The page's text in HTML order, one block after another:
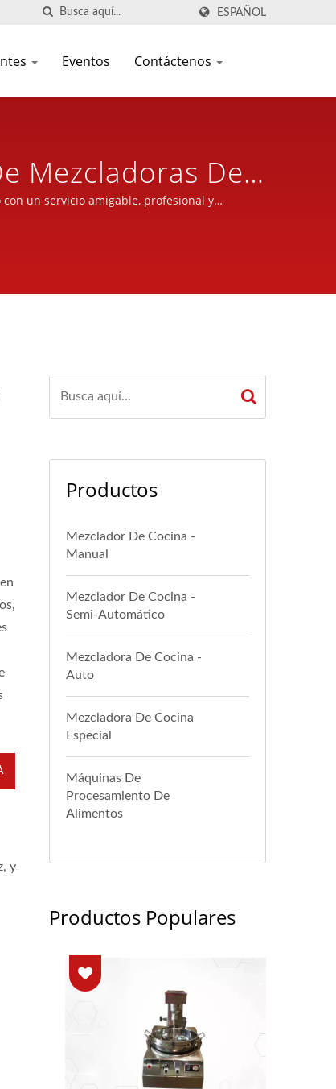
ESPAÑOL
Eventos Contáctenos
Mezcladoras De
Con Sede En
un servicio amigable, profesional y
y
Productos
Mezclador De Cocina -
Manual
Mezclador De Cocina -
Semi-Automático
Mezcladora De Cocina -
Auto
Mezcladora De Cocina
Especial
Máquinas De
Procesamiento De
Alimentos
Productos Populares